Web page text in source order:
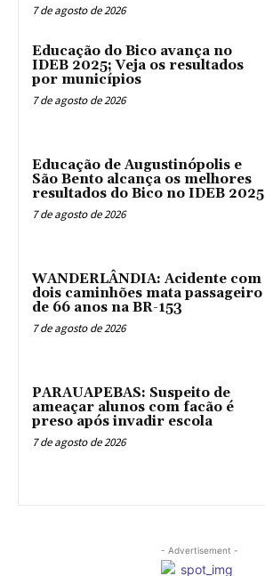
7 de agosto de 2026
Educação do Bico avança no
IDEB 2025; Veja os resultados
por municípios
7 de agosto de 2026
Educação de Augustinópolis e
São Bento alcança os melhores
resultados do Bico no IDEB 2025
7 de agosto de 2026
WANDERLÂNDIA: Acidente com
dois caminhões mata passageiro
de 66 anos na BR-153
7 de agosto de 2026
PARAUAPEBAS: Suspeito de
ameaçar alunos com facão é
preso após invadir escola
7 de agosto de 2026
- Advertisement -